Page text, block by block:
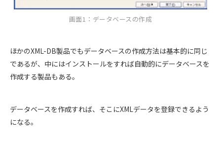
画面1：データベースの作成
ほかのXML-DB製品でもデータベースの作成方法は基本的に同じ
であるが、中にはインストールをすれば自動的にデータベースを
作成する製品もある。
データベースを作成すれば、そこにXMLデータを登録できるよう
になる。